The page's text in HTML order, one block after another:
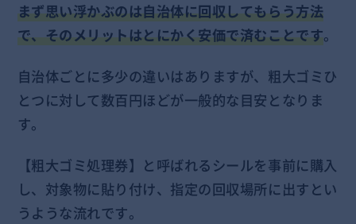
まず思い浮かぶのは自治体に回収してもらう方法
で、そのメリットはとにかく安価で済むことです。
自治体ごとに多少の違いはありますが、粗大ゴミひ
とつに対して数百円ほどが一般的な目安となりま
す。
【粗大ゴミ処理券】と呼ばれるシールを事前に購入
し、対象物に貼り付け、指定の回収場所に出すとい
うような流れです。